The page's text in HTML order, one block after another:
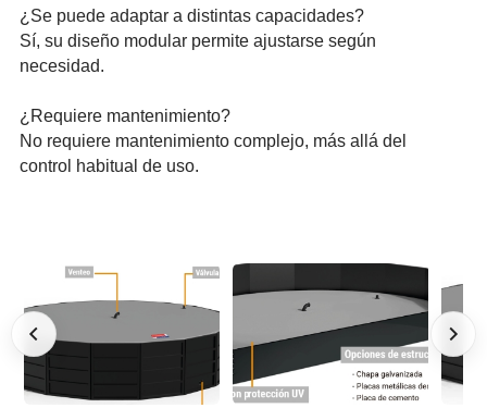
¿Se puede adaptar a distintas capac­idade­s?
Sí, su diseño modular permite ajustarse según
necesidad.
¿Requiere mante­nimie­nto?
No requiere mante­nimie­nto complejo, más allá del
control habitual de uso.